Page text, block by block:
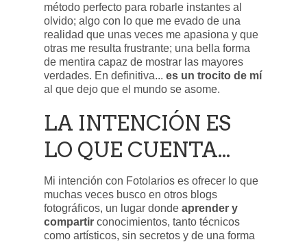
método perfecto para robarle instantes al
olvido; algo con lo que me evado de una
realidad que unas veces me apasiona y que
otras me resulta frustrante; una bella forma
de mentira capaz de mostrar las mayores
verdades. En definitiva... es un trocito de mí
al que dejo que el mundo se asome.
LA INTENCIÓN ES
LO QUE CUENTA...
Mi intención con Fotolarios es ofrecer lo que
muchas veces busco en otros blogs
fotográficos, un lugar donde aprender y
compartir conocimientos, tanto técnicos
como artísticos, sin secretos y de una forma